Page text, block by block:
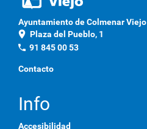
Ayuntamiento de Colmenar Viejo
location_on Plaza del Pueblo, 1
phone 91 845 00 53
Contacto
Info
Accesibilidad